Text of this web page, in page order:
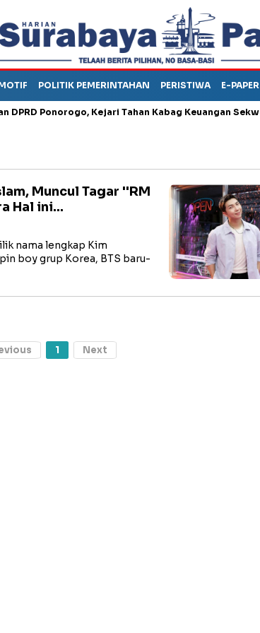
POLITIK PEMERINTAHAN PERISTIWA E-PAPER
Ponorogo, Kejari Tahan Kabag Keuangan Sekwan
Muncul Tagar ''RM
Hal ini...
nama lengkap Kim
boy grup Korea, BTS baru-
1 Next